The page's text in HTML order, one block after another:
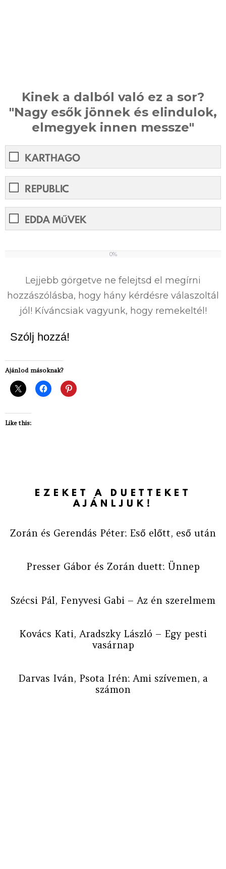
Kinek a dalból való ez a sor?
"Nagy esők jönnek és elindulok,
elmegyek innen messze"
KARTHAGO
REPUBLIC
EDDA MŰVEK
0%
Lejjebb görgetve ne felejtsd el megírni
hozzászólásba, hogy hány kérdésre válaszoltál
jól! Kíváncsiak vagyunk, hogy remekeltél!
Szólj hozzá!
Ajánlod másoknak?
Like this:
EZEKET A DUETTEKET
AJÁNLJUK!
Zorán és Gerendás Péter: Eső előtt, eső után
Presser Gábor és Zorán duett: Ünnep
Szécsi Pál, Fenyvesi Gabi – Az én szerelmem
Kovács Kati, Aradszky László – Egy pesti
vasárnap
Darvas Iván, Psota Irén: Ami szívemen, a
számon